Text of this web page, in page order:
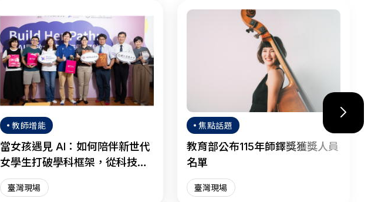
教師增能
當女孩遇見 AI：如何陪伴新世代
女學生打破學科框架，從科技焦
慮走向明智協作？
臺灣現場
焦點話題
教育部公布115年師鐸獎獲獎人員
名單
臺灣現場